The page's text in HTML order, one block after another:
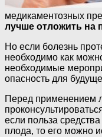
медикаментозных
лучше отложить на
Но если болезнь
необходимо как
необходимые
опасность для
Перед применением
если польза
плода, то его можно